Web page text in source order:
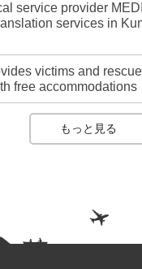
service provider
services in
victims and
free accommodations
もっと見る